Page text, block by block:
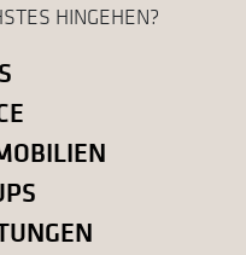
HINGEHEN?